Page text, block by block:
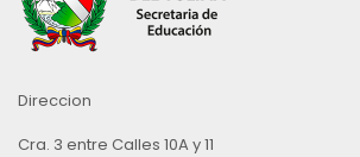
Direccion
Cra. 3 entre Calles 10A y 11